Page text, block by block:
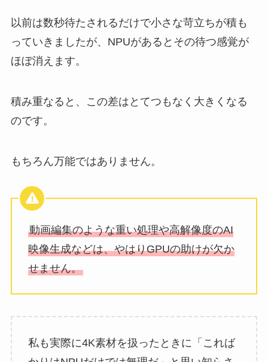
以前は数秒待たされるだけで小さな苛立ちが積も
っていきましたが、NPUがあるとその待つ感覚が
ほぼ消えます。
積み重なると、この差はとてつもなく大きくなる
のです。
もちろん万能ではありません。
動画編集のような重い処理や高解像度のAI
映像生成などは、やはりGPUの助けが欠か
せません。
私も実際に4K素材を扱ったときに「これば